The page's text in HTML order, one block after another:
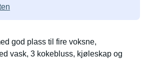
god plass til fire voksne,
vask, 3 kokebluss, kjøleskap og